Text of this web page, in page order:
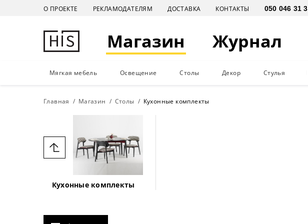
О ПРОЕКТЕ РЕКЛАМОДАТЕЛЯМ ДОСТАВКА КОНТАКТЫ
Магазин Журнал
Мягкая мебель Освещение Столы Декор Стулья
Главная Магазин Столы Кухонные комплекты
Кухонные комплекты